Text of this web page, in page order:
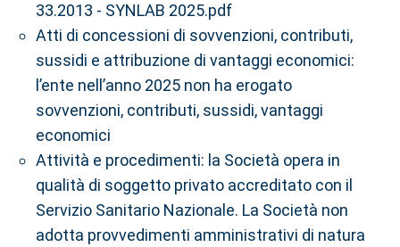
33.2013 - SYNLAB 2025.pdf
Atti di concessioni di sovvenzioni, contributi,
sussidi e attribuzione di vantaggi economici:
l’ente nell’anno 2025 non ha erogato
sovvenzioni, contributi, sussidi, vantaggi
economici
Attività e procedimenti: la Società opera in
qualità di soggetto privato accreditato con il
Servizio Sanitario Nazionale. La Società non
adotta provvedimenti amministrativi di natura